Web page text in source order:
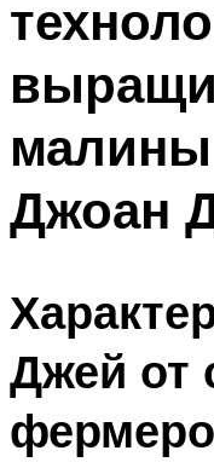
Джоан
Джей от